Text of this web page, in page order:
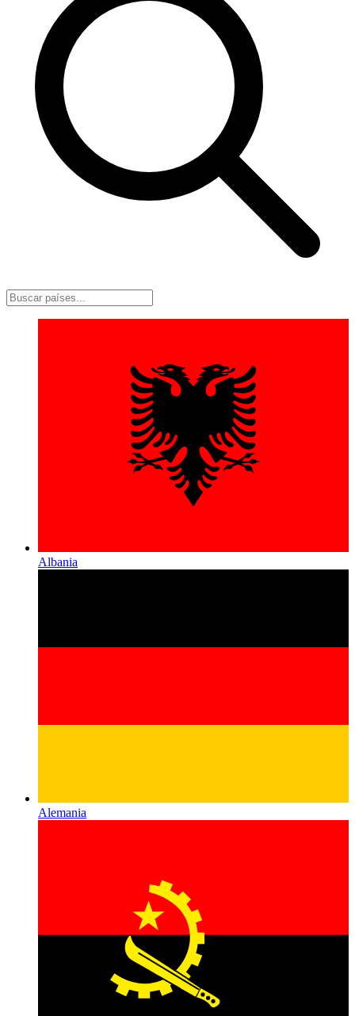
Albania
Alemania